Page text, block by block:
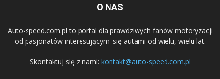
O NAS
Auto-speed.com.pl to portal dla prawdziwych fanów motoryzacji
od pasjonatów interesującymi się autami od wielu, wielu lat.
Skontaktuj się z nami: kontakt@auto-speed.com.pl